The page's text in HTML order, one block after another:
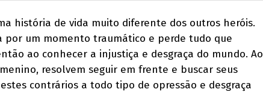
história de vida muito diferente dos outros heróis.
por um momento traumático e perde tudo que
ao conhecer a injustiça e desgraça do mundo. Ao
resolvem seguir em frente e buscar seus
contrários a todo tipo de opressão e desgraça